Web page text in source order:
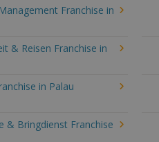
Franchise in
& Reisen Franchise in
in Palau
& Bringdienst Franchise